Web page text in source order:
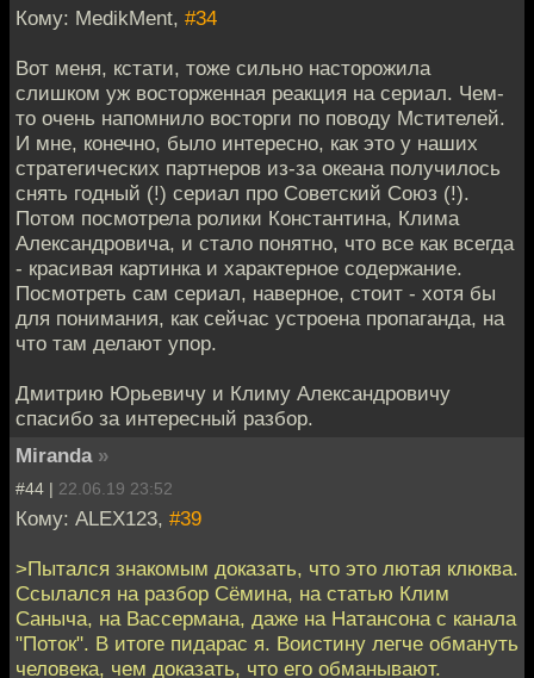
Кому: MedikMent, #34
Вот меня, кстати, тоже сильно насторожила
слишком уж восторженная реакция на сериал. Чем-
то очень напомнило восторги по поводу Мстителей.
И мне, конечно, было интересно, как это у наших
стратегических партнеров из-за океана получилось
снять годный (!) сериал про Советский Союз (!).
Потом посмотрела ролики Константина, Клима
Александровича, и стало понятно, что все как всегда
- красивая картинка и характерное содержание.
Посмотреть сам сериал, наверное, стоит - хотя бы
для понимания, как сейчас устроена пропаганда, на
что там делают упор.
Дмитрию Юрьевичу и Климу Александровичу
спасибо за интересный разбор.
Miranda »
#44 | 22.06.19 23:52
Кому: ALEX123, #39
>Пытался знакомым доказать, что это лютая клюква.
Ссылался на разбор Сёмина, на статью Клим
Саныча, на Вассермана, даже на Натансона с канала
"Поток". В итоге пидарас я. Воистину легче обмануть
человека, чем доказать, что его обманывают.